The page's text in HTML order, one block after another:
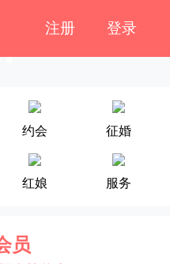
注册 登录
约会 征婚
红娘 服务
员